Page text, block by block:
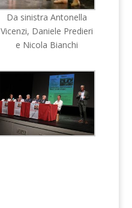
Da sinistra Antonella
Vicenzi, Daniele Predieri
e Nicola Bianchi